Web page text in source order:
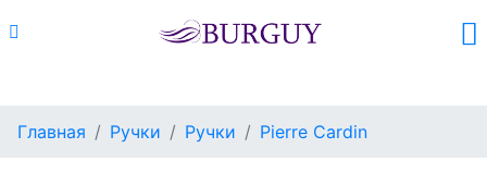
Главная Ручки Ручки Pierre Cardin